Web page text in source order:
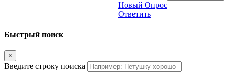
Новый Опрос
Ответить
Быстрый поиск
×
Введите строку поиска